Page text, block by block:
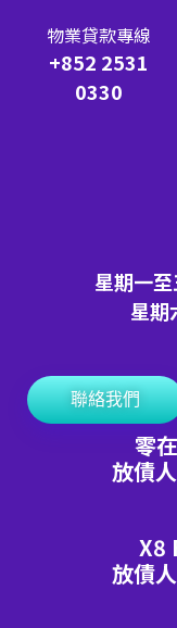
物業貸款專線
+852 2531
0330
星期一
星期
聯絡我們
零
放債
X8
放債